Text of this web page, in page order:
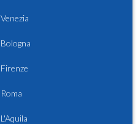
Venezia
Bologna
Firenze
Roma
L'Aquila